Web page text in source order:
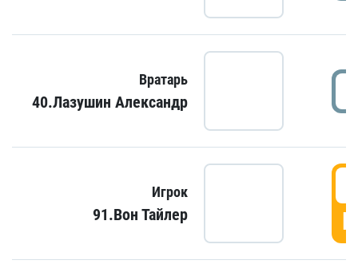
Вратарь
40.Лазушин Александр
Игрок
91.Вон Тайлер